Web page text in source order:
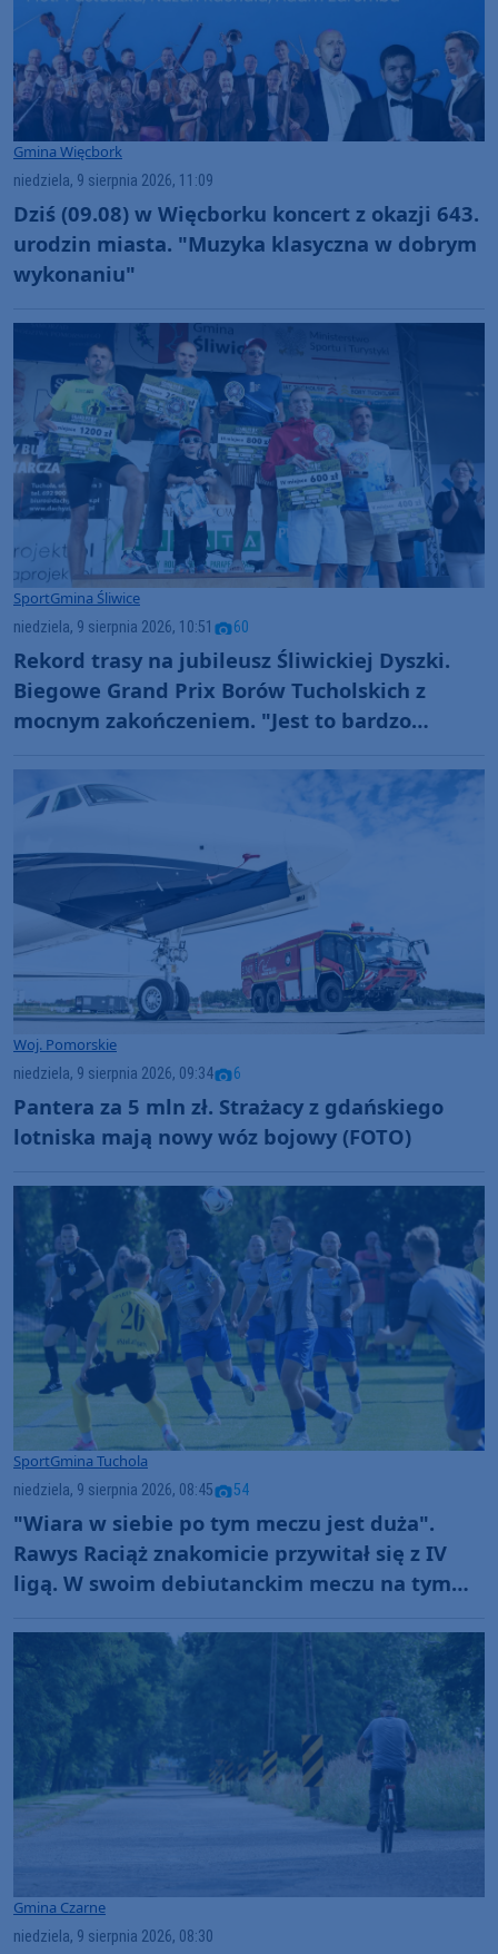
Gmina Więcbork
niedziela, 9 sierpnia 2026, 11:09
Dziś (09.08) w Więcborku koncert z okazji 643.
urodzin miasta. "Muzyka klasyczna w dobrym
wykonaniu"
SportGmina Śliwice
niedziela, 9 sierpnia 2026, 10:51 60
Rekord trasy na jubileusz Śliwickiej Dyszki.
Biegowe Grand Prix Borów Tucholskich z
mocnym zakończeniem. "Jest to bardzo
Woj. Pomorskie
niedziela, 9 sierpnia 2026, 09:34 6
Pantera za 5 mln zł. Strażacy z gdańskiego
lotniska mają nowy wóz bojowy (FOTO)
SportGmina Tuchola
niedziela, 9 sierpnia 2026, 08:45 54
"Wiara w siebie po tym meczu jest duża".
Rawys Raciąż znakomicie przywitał się z IV
ligą. W swoim debiutanckim meczu na tym
Gmina Czarne
niedziela, 9 sierpnia 2026, 08:30